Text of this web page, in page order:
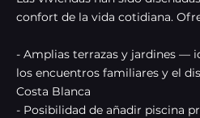
confort de la vida cotidiana.
- Amplias terrazas y jardines —
los encuentros familiares y el
Costa Blanca
- Posibilidad de añadir piscina